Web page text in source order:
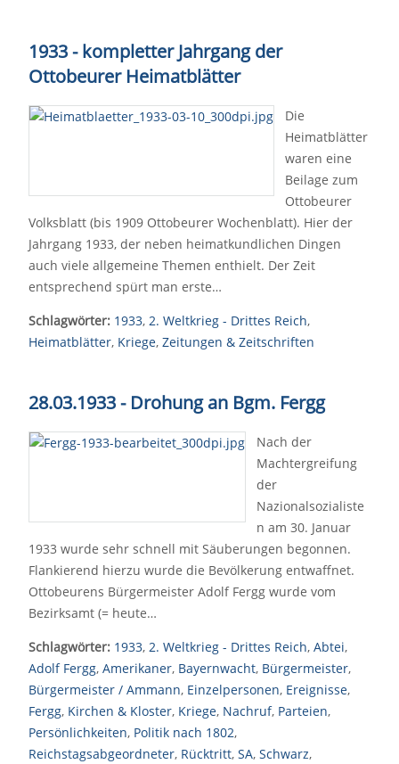
1933 - kompletter Jahrgang der
Ottobeurer Heimatblätter
Die
Heimatblätter
waren eine
Beilage zum
Ottobeurer
Volksblatt (bis 1909 Ottobeurer Wochenblatt). Hier der
Jahrgang 1933, der neben heimatkundlichen Dingen
auch viele allgemeine Themen enthielt. Der Zeit
entsprechend spürt man erste…
Schlagwörter: 1933, 2. Weltkrieg - Drittes Reich,
Heimatblätter, Kriege, Zeitungen & Zeitschriften
28.03.1933 - Drohung an Bgm. Fergg
Nach der
Machtergreifung
der
Nazionalsozialiste
n am 30. Januar
1933 wurde sehr schnell mit Säuberungen begonnen.
Flankierend hierzu wurde die Bevölkerung entwaffnet.
Ottobeurens Bürgermeister Adolf Fergg wurde vom
Bezirksamt (= heute…
Schlagwörter: 1933, 2. Weltkrieg - Drittes Reich, Abtei,
Adolf Fergg, Amerikaner, Bayernwacht, Bürgermeister,
Bürgermeister / Ammann, Einzelpersonen, Ereignisse,
Fergg, Kirchen & Kloster, Kriege, Nachruf, Parteien,
Persönlichkeiten, Politik nach 1802,
Reichstagsabgeordneter, Rücktritt, SA, Schwarz,